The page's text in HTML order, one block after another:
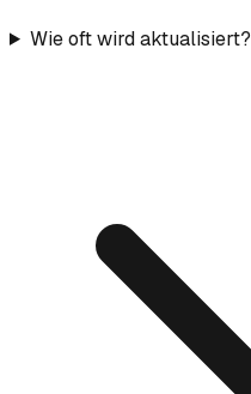
Wie oft wird aktualisiert?